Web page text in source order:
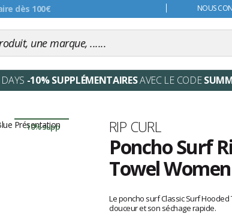
NOUS
-10% SUPPLÉMENTAIRESAVEC LE CODE
-10% supp Marque
RIP CURL
Poncho Surf
Towel
avis
clients
Le poncho surf Classic Surf
douceur et son séchage rapide.